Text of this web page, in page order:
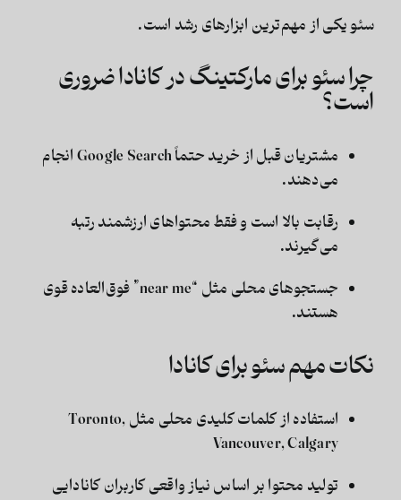
سئو یکی از مهم‌ترین ابزارهای رشد است.
چرا سئو برای مارکتینگ در کانادا ضروری
است؟
مشتریان قبل از خرید حتماً Google Search انجام
می‌دهند.
رقابت بالا است و فقط محتواهای ارزشمند رتبه
می‌گیرند.
جستجوهای محلی مثل “near me” فوق‌العاده قوی
هستند.
نکات مهم سئو برای کانادا
استفاده از کلمات کلیدی محلی مثل Toronto,
Vancouver, Calgary
تولید محتوا بر اساس نیاز واقعی کاربران کانادایی